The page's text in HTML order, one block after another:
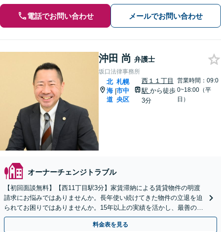
電話でお問い合わせ メールでお問い合わせ
沖田 尚 弁護士
坂口法律事務所
北
海
道
|
札幌
市中
央区
西１１丁目
駅 から徒歩
3分
営業時間：09:0
0~18:00（平
日）
オーナーチェンジトラブル
【初回面談無料】【西11丁目駅3分】家賃滞納による賃貸物件の明渡
請求にお悩みではありませんか。長年使い続けてきた物件の立退を迫
られてお困りではありませんか。15年以上の実績を活かし、最善の解
決策をはかります。【電話・メール・WEB相談可】
料金表を見る